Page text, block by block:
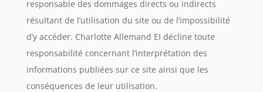
responsable des dommages directs ou indirects
résultant de l’utilisation du site ou de l’impossibilité
d’y accéder. Charlotte Allemand EI décline toute
responsabilité concernant l’interprétation des
informations publiées sur ce site ainsi que les
conséquences de leur utilisation.